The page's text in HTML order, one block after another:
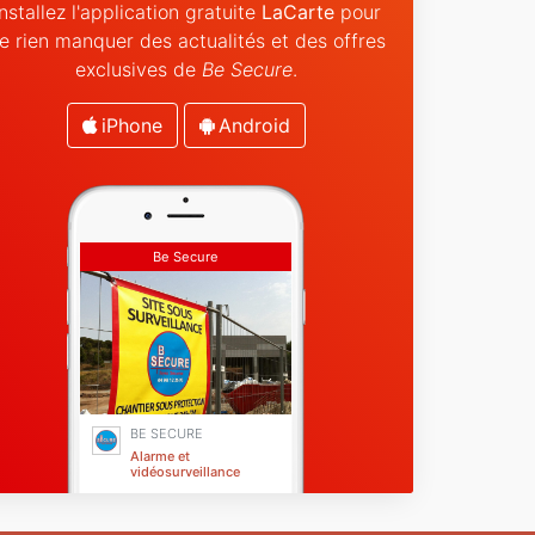
l'application gratuite LaCartepour
rien manquer des actualités et des offres
exclusives de Be Secure.
iPhone Android
Be Secure
BE SECURE
Alarme et
vidéosurveillance